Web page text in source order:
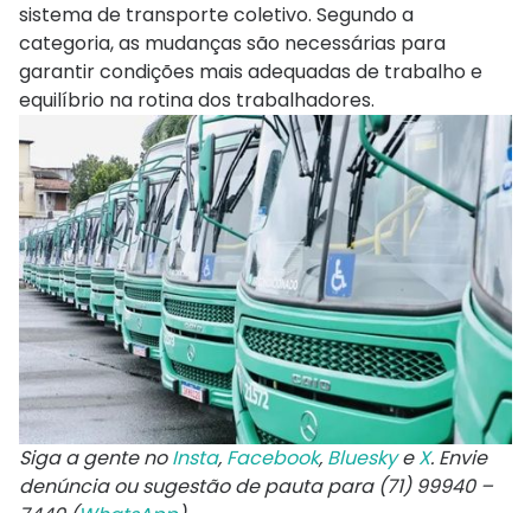
sistema de transporte coletivo. Segundo a
categoria, as mudanças são necessárias para
garantir condições mais adequadas de trabalho e
equilíbrio na rotina dos trabalhadores.
Siga a gente noInsta, Facebook, BlueskyeX. Envie
denúncia ou sugestão de pauta para (71) 99940 –